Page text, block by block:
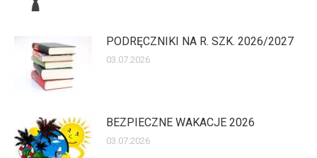
PODRĘCZNIKI NA R. SZK. 2026/2027
03.07.2026
BEZPIECZNE WAKACJE 2026
03.07.2026